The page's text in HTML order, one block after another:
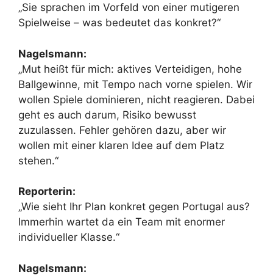
„Sie sprachen im Vorfeld von einer mutigeren
Spielweise – was bedeutet das konkret?“
Nagelsmann:
„Mut heißt für mich: aktives Verteidigen, hohe
Ballgewinne, mit Tempo nach vorne spielen. Wir
wollen Spiele dominieren, nicht reagieren. Dabei
geht es auch darum, Risiko bewusst
zuzulassen. Fehler gehören dazu, aber wir
wollen mit einer klaren Idee auf dem Platz
stehen.“
Reporterin:
„Wie sieht Ihr Plan konkret gegen Portugal aus?
Immerhin wartet da ein Team mit enormer
individueller Klasse.“
Nagelsmann: